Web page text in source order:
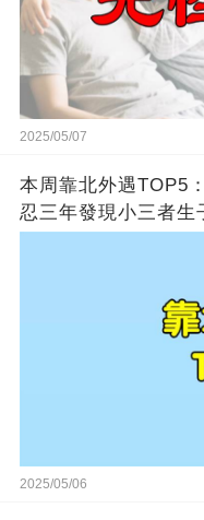
2025/05/07
本周靠北外遇TOP5
忍三年發現小三者生
2025/05/06